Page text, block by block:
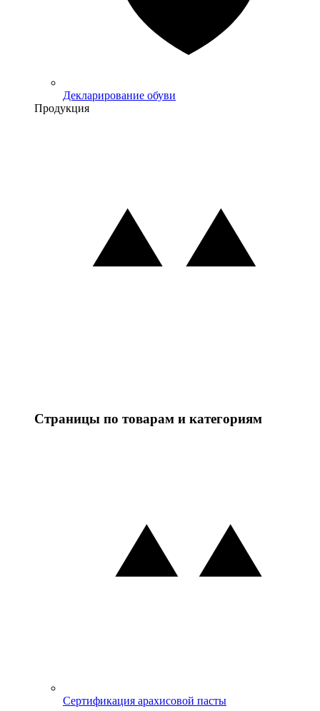
Декларирование обуви
Продукция
Страницы по товарам и категориям
Сертификация арахисовой пасты